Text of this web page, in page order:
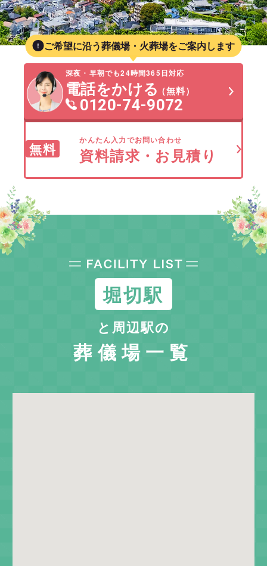
ご希望に沿う葬儀場・火葬場をご案内します
深夜・早朝でも24時間365日対応
電話をかける（無料）
0120-74-9072
無料
かんたん入力でお問い合わせ
資料請求・お見積り
堀切駅
と周辺駅の
葬儀場一覧